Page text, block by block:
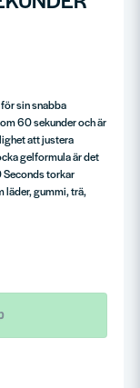
sin snabba
60 sekunder och är
att justera
gelformula är det
torkar
läder, gummi, trä,